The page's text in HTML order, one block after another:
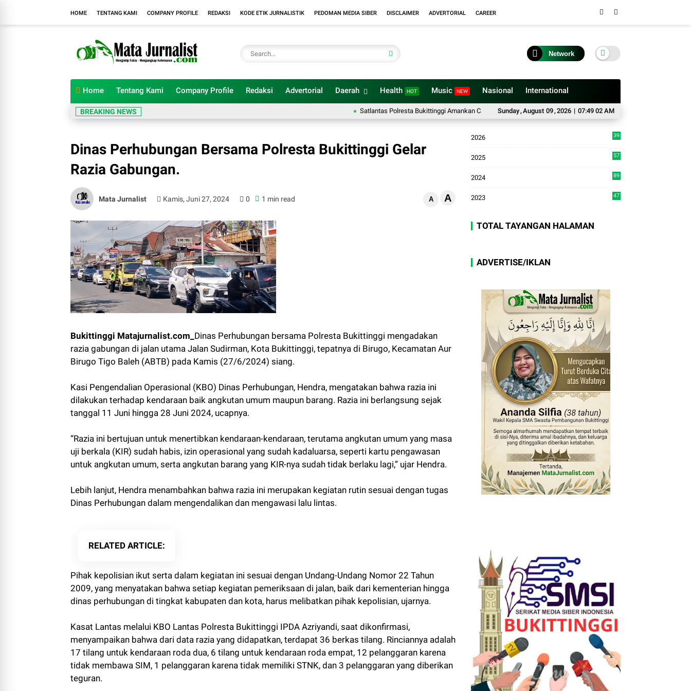
HOME TENTANG KAMI COMPANY PROFILE REDAKSI KODE ETIK JURNALISTIK PEDOMAN MEDIA SIBER DISCLAIMER ADVERTORIAL CAREER
Network
Home Tentang Kami Company Profile Redaksi Advertorial Daerah Health HOT Music NEW Nasional International
Sunday,August 09,2026 | 07:49 02 AM
BREAKING NEWS Satlantas Polresta Bukittinggi Amankan Car Free Day Peringatan HUT Kodam I/Bukit Barisan
Dinas Perhubungan Bersama Polresta Bukittinggi Gelar
Razia Gabungan.
Mata Jurnalist Kamis, Juni 27, 2024 0 1 min read A A
Bukittinggi Matajurnalist.com_ Dinas Perhubungan bersama Polresta Bukittinggi mengadakan
razia gabungan di jalan utama Jalan Sudirman, Kota Bukittinggi, tepatnya di Birugo, Kecamatan Aur
Birugo Tigo Baleh (ABTB) pada Kamis (27/6/2024) siang.
Kasi Pengendalian Operasional (KBO) Dinas Perhubungan, Hendra, mengatakan bahwa razia ini
dilakukan terhadap kendaraan baik angkutan umum maupun barang. Razia ini berlangsung sejak
tanggal 11 Juni hingga 28 Juni 2024, ucapnya.
“Razia ini bertujuan untuk menertibkan kendaraan-kendaraan, terutama angkutan umum yang masa
uji berkala (KIR) sudah habis, izin operasional yang sudah kadaluarsa, seperti kartu pengawasan
untuk angkutan umum, serta angkutan barang yang KIR-nya sudah tidak berlaku lagi,” ujar Hendra.
Lebih lanjut, Hendra menambahkan bahwa razia ini merupakan kegiatan rutin sesuai dengan tugas
Dinas Perhubungan dalam mengendalikan dan mengawasi lalu lintas.
RELATED ARTICLE
Pihak kepolisian ikut serta dalam kegiatan ini sesuai dengan Undang-Undang Nomor 22 Tahun
2009, yang menyatakan bahwa setiap kegiatan pemeriksaan di jalan, baik dari kementerian hingga
dinas perhubungan di tingkat kabupaten dan kota, harus melibatkan pihak kepolisian, ujarnya.
Kasat Lantas melalui KBO Lantas Polresta Bukittinggi IPDA Azriyandi, saat dikonfirmasi,
menyampaikan bahwa dari data razia yang didapatkan, terdapat 36 berkas tilang. Rinciannya adalah
17 tilang untuk kendaraan roda dua, 6 tilang untuk kendaraan roda empat, 12 pelanggaran karena
tidak membawa SIM, 1 pelanggaran karena tidak memiliki STNK, dan 3 pelanggaran yang diberikan
teguran.
2026
39
2025
57
2024
89
2023 47
TOTAL TAYANGAN HALAMAN
ADVERTISE/IKLAN